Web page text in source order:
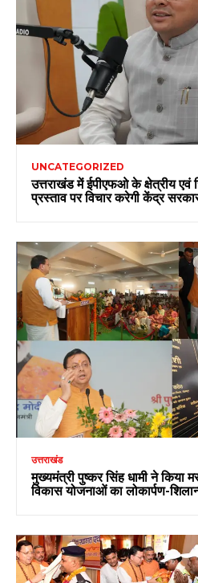
UNCATEGORIZED
उत्तराखंड में ईपीएफओ के क्षेत्रीय एवं
प्रस्ताव पर विचार करेगी केंद्र
उत्तराखंड
मुख्यमंत्री पुष्कर सिंह धामी ने किया
विकास योजनाओं का लोकार्पण-